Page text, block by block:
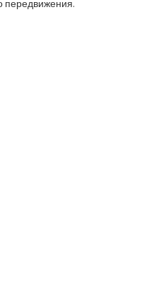
передвижения.